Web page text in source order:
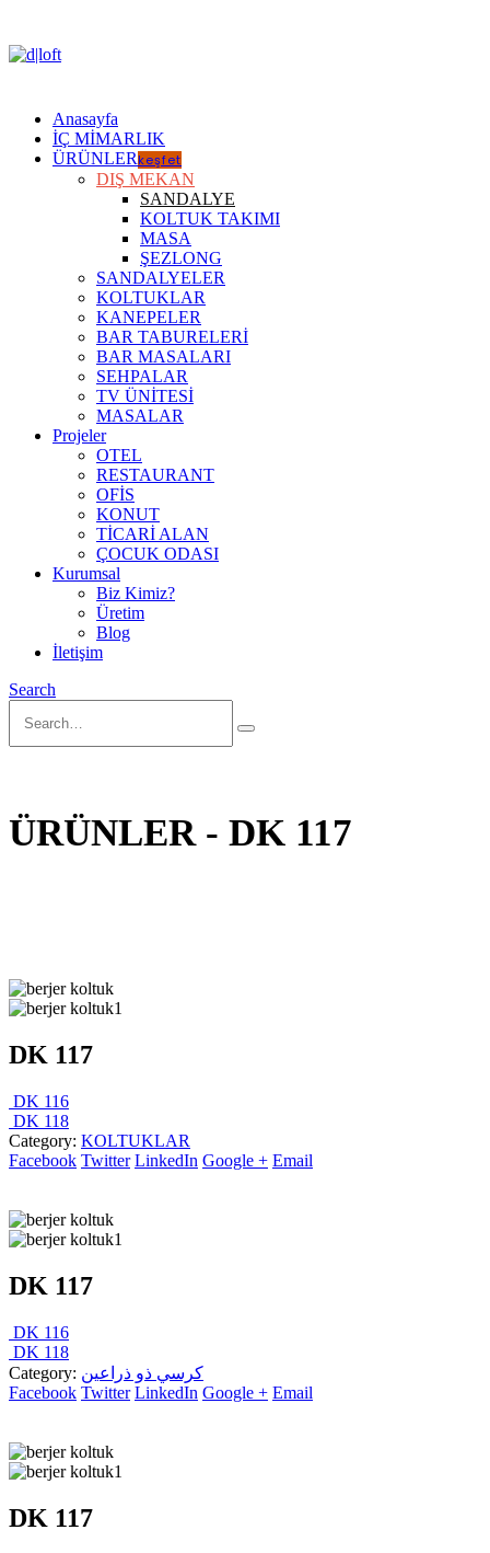
Anasayfa
İÇ MİMARLIK
ÜRÜNLERkeşfet
DIŞ MEKAN
SANDALYE
KOLTUK TAKIMI
MASA
ŞEZLONG
SANDALYELER
KOLTUKLAR
KANEPELER
BAR TABURELERİ
BAR MASALARI
SEHPALAR
TV ÜNİTESİ
MASALAR
Projeler
OTEL
RESTAURANT
OFİS
KONUT
TİCARİ ALAN
ÇOCUK ODASI
Kurumsal
Biz Kimiz?
Üretim
Blog
İletişim
Search
ÜRÜNLER - DK 117
DK 117
DK 116
DK 118
Category: KOLTUKLAR
Facebook Twitter LinkedIn Google + Email
DK 117
DK 116
DK 118
Category: كرسي ذو ذراعين
Facebook Twitter LinkedIn Google + Email
DK 117